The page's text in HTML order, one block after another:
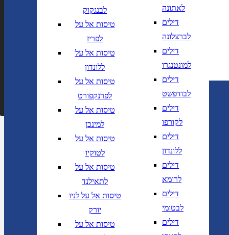
לבנגקוק
טיסות אל על
לפריז
טיסות אל על
ללונדון
טיסות אל על
לפרנקפורט
טיסות אל על
למינכן
טיסות אל על
לטוקיו
טיסות אל על
לתאילנד
טיסות אל על לניו
יורק
טיסות אל על
לאתונה
דילים
לברצלונה
דילים
למונטנגרו
דילים
לבודפשט
דילים
לקורפו
דילים
ללונדון
דילים
לרומא
דילים
לבטומי
דילים
יעד מרשימה
הצג רשימת יעדים לבחירה
לוודא בחירת יעד לפני בחירת תאריך, תאריך יציאה,
נא לוודא בחירת יעד לפני בחירת תאריך, תאריך חזרה,